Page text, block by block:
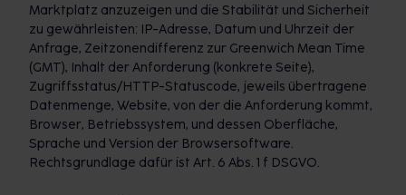
Marktplatz anzuzeigen und die Stabilität und Sicherheit
zu gewährleisten: IP-Adresse, Datum und Uhrzeit der
Anfrage, Zeitzonendifferenz zur Greenwich Mean Time
(GMT), Inhalt der Anforderung (konkrete Seite),
Zugriffsstatus/HTTP-Statuscode, jeweils übertragene
Datenmenge, Website, von der die Anforderung kommt,
Browser, Betriebssystem, und dessen Oberfläche,
Sprache und Version der Browsersoftware.
Rechtsgrundlage dafür ist Art. 6 Abs. 1 f DSGVO.